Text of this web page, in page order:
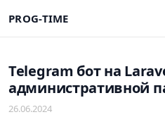
PROG-TIME
Telegram бот на
административной
26.06.2024